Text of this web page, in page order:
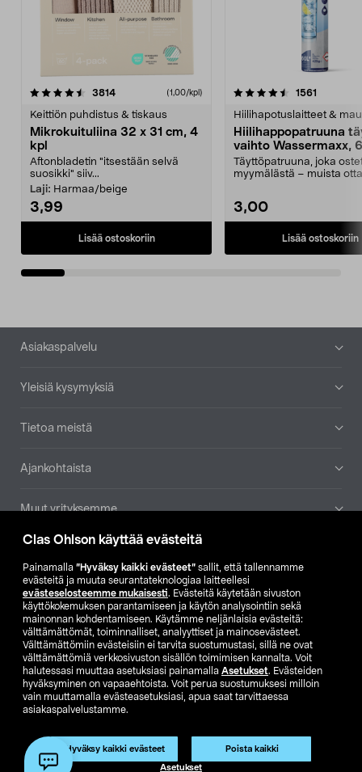
Clas Ohlson käyttää evästeitä
Painamalla ”Hyväksy kaikki evästeet” sallit, että tallennamme
evästeitä ja muuta seurantateknologiaa laitteellesi
evästeselosteemme mukaisesti. Evästeitä käytetään sivuston
käyttökokemuksen parantamiseen ja käytön analysointiin sekä
mainonnan kohdentamiseen. Käytämme neljänlaisia evästeitä:
välttämättömät, toiminnalliset, analyyttiset ja mainosevästeet.
Välttämättömiin evästeisiin ei tarvita suostumustasi, sillä ne ovat
välttämättömiä verkkosivuston sisällön toimimisen kannalta. Voit
halutessasi muuttaa asetuksiasi painamalla Asetukset. Evästeiden
hyväksyminen on vapaaehtoista. Voit perua suostumuksesi milloin
vain muuttamalla evästeasetuksiasi, apua saat tarvittaessa
asiakaspalvelustamme.
Hyväksy kaikki evästeet Poista kaikki
Asetukset
Tuote on poistunut
Tuotenro: 50-8811
3814arvostelut (1,00/kpl)
Keittiön puhdistus & tiskaus
Mikrokuituliina 32 x 31 cm, 4
kpl
Aftonbladetin "itsestään selvä
suosikki" siiv...
Laji: Harmaa/beige
3,99
Lisää ostoskoriin
4.5viidestä
1561
Hiilihapotuslaitteet &
Hiilihappopatruuna
vaihto Wassermaxx,
Täyttöpatruuna, joka
myymälästä – muista
3,00
Lisää ostoskoriin
4.5viidestä
Alatunniste
Asiakaspalvelu
Yleisiä kysymyksiä
Tietoa meistä
Ajankohtaista
Muut yrityksemme
Etsi myymälä
SE NO FI
FI SV
Näytä hinnat ilman ALV:a